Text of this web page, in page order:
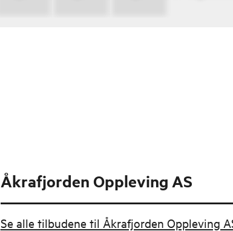
Åkrafjorden Oppleving AS
Se alle tilbudene til Åkrafjorden Oppleving